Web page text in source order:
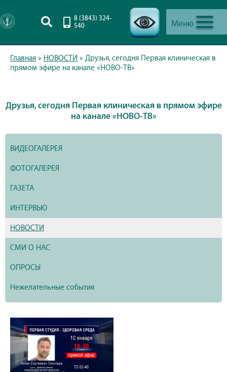
Меню
8 (3843) 324-
540
Главная » НОВОСТИ » Друзья, сегодня Первая клиническая в
прямом эфире на канале «НОВО-ТВ»
Друзья, сегодня Первая клиническая в прямом эфире
на канале «НОВО-ТВ»
ВИДЕОГАЛЕРЕЯ
ФОТОГАЛЕРЕЯ
ГАЗЕТА
ИНТЕРВЬЮ
НОВОСТИ
СМИ О НАС
ОПРОСЫ
Нежелательные события